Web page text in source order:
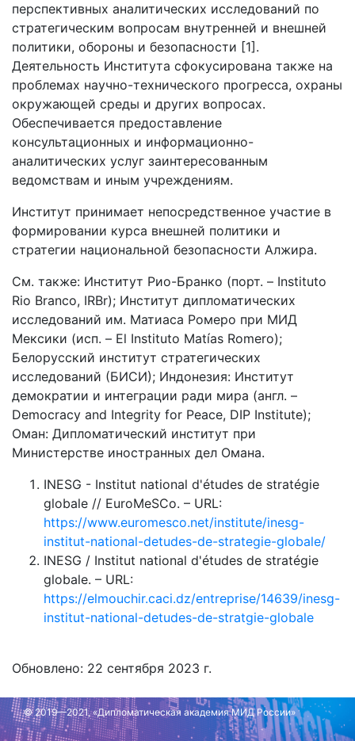
перспективных аналитических исследований по
стратегическим вопросам внутренней и внешней
политики, обороны и безопасности [1].
Деятельность Института сфокусирована также на
проблемах научно-технического прогресса, охраны
окружающей среды и других вопросах.
Обеспечивается предоставление
консультационных и информационно-
аналитических услуг заинтересованным
ведомствам и иным учреждениям.
Институт принимает непосредственное участие в
формировании курса внешней политики и
стратегии национальной безопасности Алжира.
См. также: Институт Рио-Бранко (порт. – Instituto
Rio Branco, IRBr); Институт дипломатических
исследований им. Матиаса Ромеро при МИД
Мексики (исп. – El Instituto Matías Romero);
Белорусский институт стратегических
исследований (БИСИ); Индонезия: Институт
демократии и интеграции ради мира (англ. –
Democracy and Integrity for Peace, DIP Institute);
Оман: Дипломатический институт при
Министерстве иностранных дел Омана.
INESG - Institut national d'études de stratégie
globale // EuroMeSCo. – URL:
https://www.euromesco.net/institute/inesg-
institut-national-detudes-de-strategie-globale/
INESG / Institut national d'études de stratégie
globale. – URL:
https://elmouchir.caci.dz/entreprise/14639/inesg-
institut-national-detudes-de-stratgie-globale
Обновлено: 22 сентября 2023 г.
© 2019—2021, «Дипломатическая академия МИД России»